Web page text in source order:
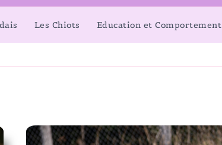
Les Chiots Education et Comportement